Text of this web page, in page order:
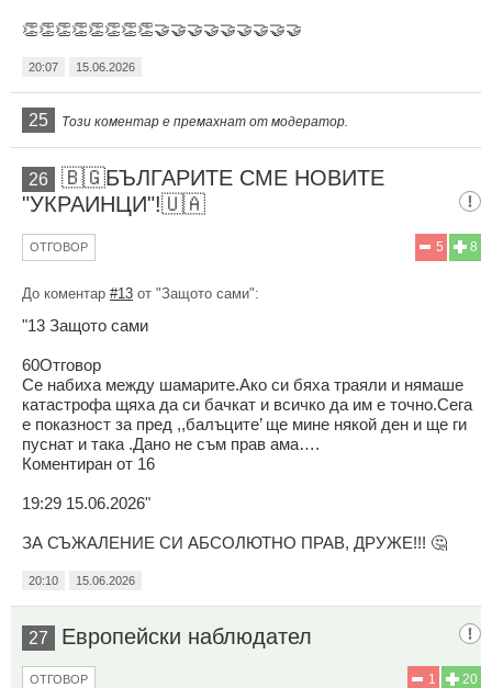
👏👏👏👏👏👏👏👏🤝🤝🤝🤝🤝🤝🤝🤝🤝
20:07 15.06.2026
25 Този коментар е премахнат от модератор.
26
🇧🇬БЪЛГАРИТЕ СМЕ НОВИТЕ
"УКРАИНЦИ"!🇺🇦
8
5
ОТГОВОР
До коментар #13 от "Защото сами":
"13 Защото сами
60Отговор
Се набиха между шамарите.Ако си бяха траяли и нямаше
катастрофа щяха да си бачкат и всичко да им е точно.Сега
е показност за пред ,,балъците’ ще мине някой ден и ще ги
пуснат и така .Дано не съм прав ама….
Коментиран от 16
19:29 15.06.2026"
ЗА СЪЖАЛЕНИЕ СИ АБСОЛЮТНО ПРАВ, ДРУЖЕ!!! 🤔
20:10 15.06.2026
27 Европейски наблюдател
20
1
ОТГОВОР